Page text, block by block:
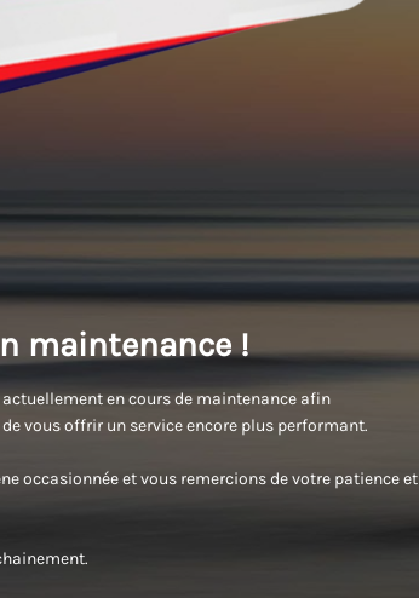
maintenance !
en cours de maintenance afin
vous offrir un service encore plus performant.
occasionnée et vous remercions de votre patience et